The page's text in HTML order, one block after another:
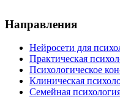
Направления
Нейросети для
Практическая
Психологическое
Клиническая
Семейная